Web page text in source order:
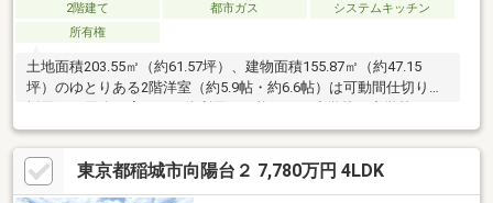
2階建て 都市ガス
システムキッチン
所有権
土地面積203.55㎡（約61.57坪）、建物面積155.87㎡（約47.15
坪）のゆとりある2階洋室（約5.9帖・約6.6帖）は可動間仕切りを
ンビニ・スーパー等が徒歩6分圏内にそろっており、毎日の生活に
便利な立地です。向陽台エリアの中でも特に「稲城」駅から近
い、向陽台1丁目に位置する物件です。天候の悪い日やお荷物の多
い日には、徒歩約200ｍの「向陽台一丁目」バス停からバスの利
東京都稲城市向陽台２ 7,780万円 4LDK